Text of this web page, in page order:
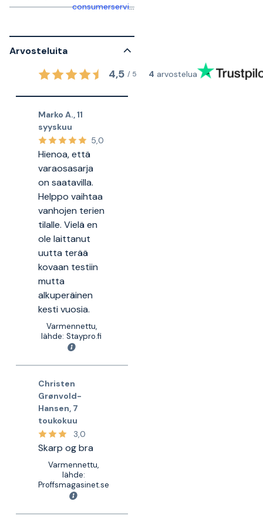
consumerservice.se@fiskars.com
Arvosteluita
4,5 / 5 4 arvostelua
Marko A.,11
syyskuu
5,0
Hienoa, että
varaosasarja
on saatavilla.
Helppo vaihtaa
vanhojen terien
tilalle. Vielä en
ole laittanut
uutta terää
kovaan testiin
mutta
alkuperäinen
kesti vuosia.
Varmennettu,
lähde: Staypro.fi
Christen
Grønvold-
Hansen, 7
toukokuu
3,0
Skarp og bra
Varmennettu,
lähde:
Proffsmagasinet.se